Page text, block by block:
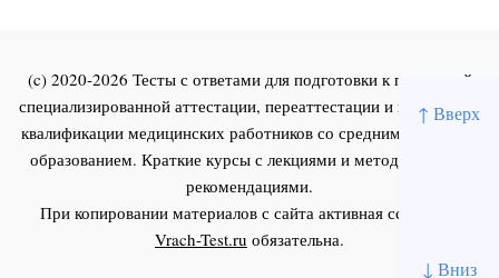
↑ Вверх
↓ Вниз
(c) 2020-2026 Тесты с ответами для подготовки к первичной
специализированной аттестации, переаттестации и повышения
квалификации медицинских работников со средним и высшим
образованием. Краткие курсы с лекциями и методическими
рекомендациями.
При копировании материалов с сайта активная ссылка на
Vrach-Test.ru обязательна.